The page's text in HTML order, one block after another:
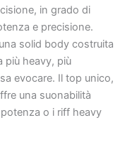
in grado di
e precisione.
solid body costruita
più heavy, più
evocare. Il top unico,
una suonabilità
o i riff heavy